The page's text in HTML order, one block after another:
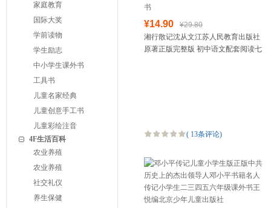
家庭教育
国际大奖
学前读物
学生励志
中小学生课外书
工具书
儿童名家经典
儿童创意手工书
儿童彩绘注音
4F生活百科
农业养殖
农业养殖
社交礼仪
养生保健
¥14.90
¥29.80
湘行散记沈从文江苏人民教育出版社
原著正版完整版 初中语文配套阅读七
( 13条评论)